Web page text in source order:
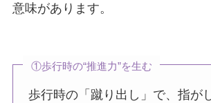
意味があります。
①歩行時の“推進力”を生む
歩行時の「蹴り出し」で、指が